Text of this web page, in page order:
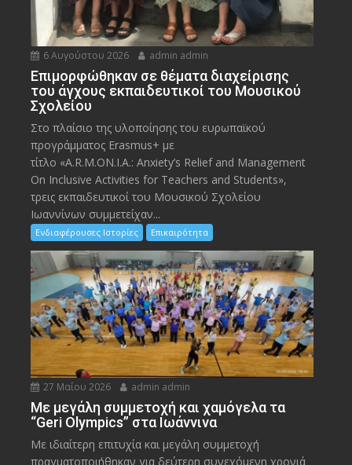
6 Αυγούστου 2026 admin admin
Eπιμορφώθηκαν σε θέματα διαχείρισης
του άγχους εκπαιδευτικοί του Μουσικού
Σχολείου
Στο πλαίσιο της υλοποίησης του ευρωπαϊκού
προγράμματος Erasmus+ με
τίτλο «A.R.M.ON.I.A.: Anxiety’s Relief and Management
On Inclusive Activities for Teachers and Students»,
τρεις εκπαιδευτικοί του Μουσικού Σχολείου
Ιωαννίνων συμμετείχαν...
Ενδιαφέρουσες Ιστορίες Επικαιρότητα
27 Μαΐου 2026 admin admin
Με μεγάλη συμμετοχή και χαμόγελα τα
“Geri Olympics” στα Ιωάννινα
Με ιδιαίτερη επιτυχία και μεγάλη συμμετοχή
πραγματοποιήθηκαν για δεύτερη συνεχόμενη χρονιά